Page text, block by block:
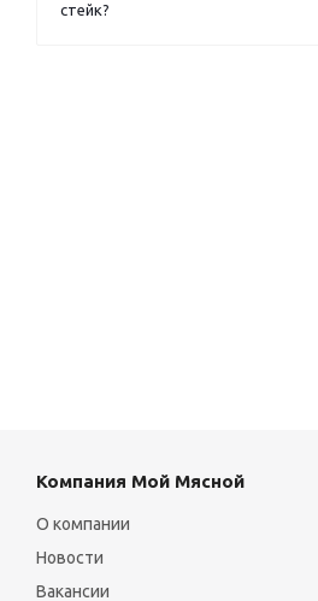
стейк?
Компания Мой Мясной
О компании
Новости
Вакансии